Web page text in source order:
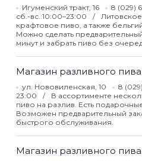
Игуменский тракт, 16 8 (029)
сб.-вс.:10:00–23:00
крафтовое пиво, а также
Можно сделать
минут и забрать пиво без
Магазин разливного пива
ул. Нововиленская, 10 8
23:00
В ассортименте
пиво на разлив. Есть
Возможен предварительный
быстрого обслуживания.
Магазин разливного пива